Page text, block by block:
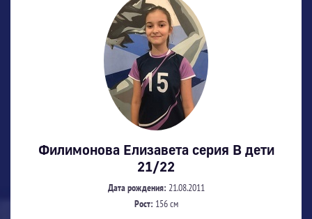
Филимонова Елизавета серия В дети
21/22
Дата рождения: 21.08.2011
Рост: 156 см